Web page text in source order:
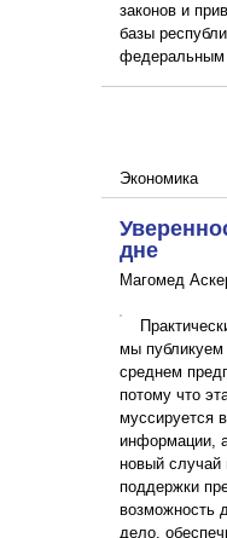
законов и
базы
федеральным
Экономика
дне
Магомед
мы
среднем
потому что
муссируется
информации,
новый случай
поддержки
возможность
дело,